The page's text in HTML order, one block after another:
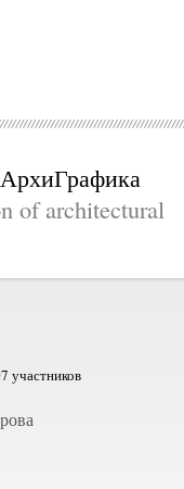
of architectural
участников